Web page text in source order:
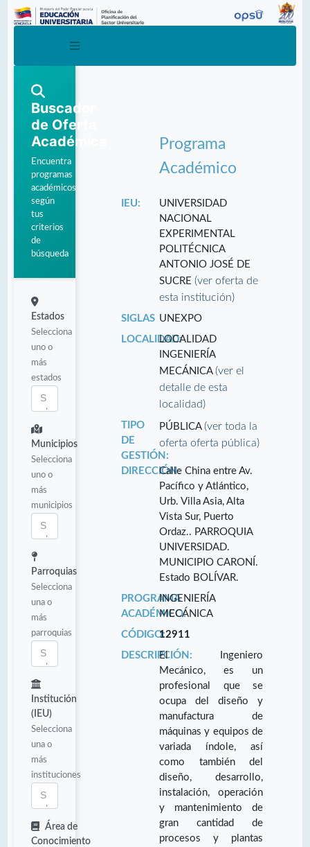
Buscador
de Oferta
Académica
Encuentra
programas
académicos
según
tus
criterios
de
búsqueda
Estados
Selecciona
uno o
más
estados
Municipios
Selecciona
uno o
más
municipios
Parroquias
Selecciona
una o
más
parroquias
Institución
(IEU)
Selecciona
una o
más
instituciones
Área de
Conocimiento
Programa
Académico
IEU:
UNIVERSIDAD
NACIONAL
EXPERIMENTAL
POLITÉCNICA
ANTONIO JOSÉ DE
SUCRE(ver oferta de
esta institución)
SIGLAS UNEXPO
LOCALIDAD:LOCALIDAD
INGENIERÍA
MECÁNICA(ver el
detalle de esta
localidad)
TIPO
DE
GESTIÓN:
PÚBLICA(ver toda la
oferta oferta pública)
DIRECCIÓN:Calle China entre Av.
Pacífico y Atlántico,
Urb. Villa Asia, Alta
Vista Sur, Puerto
Ordaz.. PARROQUIA
UNIVERSIDAD.
MUNICIPIO CARONÍ.
Estado BOLÍVAR.
PROGRAMA
ACADÉMICO:
INGENIERÍA
MECÁNICA
CÓDIGO:12911
DESCRIPCIÓN:El Ingeniero
Mecánico, es un
profesional que se
ocupa del diseño y
manufactura de
máquinas y equipos de
variada índole, así
como también del
diseño, desarrollo,
instalación, operación
y mantenimiento de
gran cantidad de
procesos y plantas